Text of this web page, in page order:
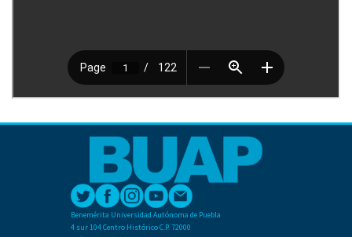
Benemérita Universidad Autónoma de Puebla
4 sur 104 Centro Histórico C.P. 72000